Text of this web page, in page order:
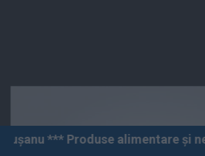
alimentare și nealimentare ***